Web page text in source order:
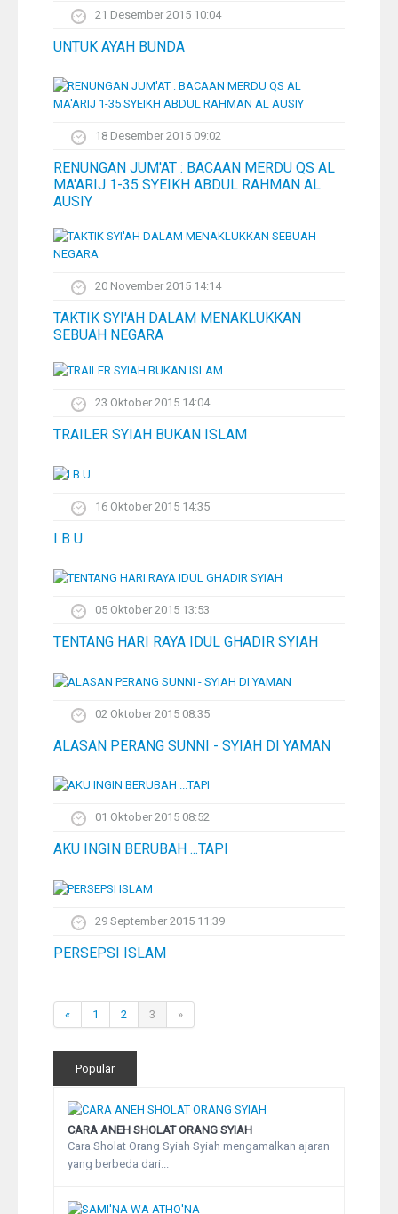
21 Desember 2015 10:04
UNTUK AYAH BUNDA
18 Desember 2015 09:02
RENUNGAN JUM'AT : BACAAN MERDU QS AL
MA'ARIJ 1-35 SYEIKH ABDUL RAHMAN AL
AUSIY
20 November 2015 14:14
TAKTIK SYI'AH DALAM MENAKLUKKAN
SEBUAH NEGARA
23 Oktober 2015 14:04
TRAILER SYIAH BUKAN ISLAM
16 Oktober 2015 14:35
I B U
05 Oktober 2015 13:53
TENTANG HARI RAYA IDUL GHADIR SYIAH
02 Oktober 2015 08:35
ALASAN PERANG SUNNI - SYIAH DI YAMAN
01 Oktober 2015 08:52
AKU INGIN BERUBAH ...TAPI
29 September 2015 11:39
PERSEPSI ISLAM
« 1 2 3 »
Popular
CARA ANEH SHOLAT ORANG SYIAH
Cara Sholat Orang Syiah Syiah mengamalkan ajaran
yang berbeda dari...